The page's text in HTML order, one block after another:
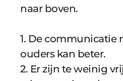
naar boven.
1. De communicatie
ouders kan beter.
2. Er zijn te weinig